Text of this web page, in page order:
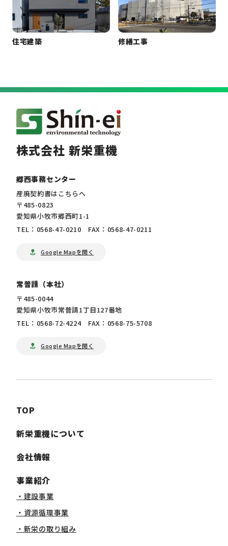
住宅建築 修繕工事
株式会社 新栄重機
郷西事務センター
産廃契約書はこちらへ
〒485-0823
愛知県小牧市郷西町1-1
TEL：0568-47-0210 FAX：0568-47-0211
Google Mapを開く
常普請（本社）
〒485-0044
愛知県小牧市常普請1丁目127番地
TEL：0568-72-4224 FAX：0568-75-5708
Google Mapを開く
TOP
新栄重機について
会社情報
事業紹介
・建設事業
・資源循環事業
・新栄の取り組み